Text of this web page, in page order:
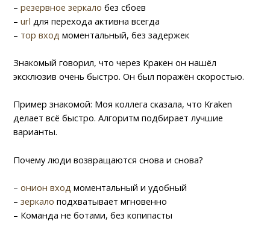
–резервное зеркало без сбоев
–url для перехода активна всегда
– тор вход моментальный, без задержек
Знакомый говорил, что через Кракен он нашёл
эксклюзив очень быстро. Он был поражён скоростью.
Пример знакомой: Моя коллега сказала, что Kraken
делает всё быстро. Алгоритм подбирает лучшие
варианты.
Почему люди возвращаются снова и снова?
–онион вход моментальный и удобный
–зеркало подхватывает мгновенно
– Команда не ботами, без копипасты